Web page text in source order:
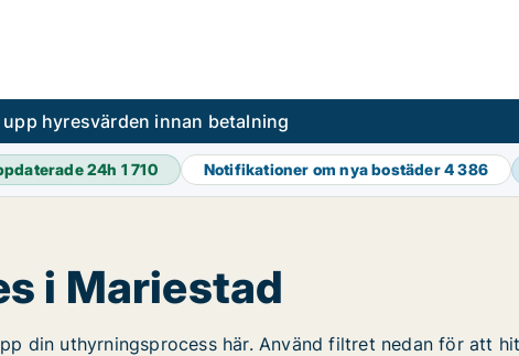
upp hyresvärden innan betalning
24h 1 710 Notifikationer om nya bostäder4 386
i Mariestad
din uthyrningsprocess här. Använd filtret nedan för att